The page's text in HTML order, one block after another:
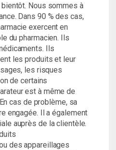
Nous sommes à
Dans 90 % des cas,
exercent en
du pharmacien. Ils
Ils
les produits et leur
les risques
de certains
est à même de
cas de problème, sa
engagée. Il a également
auprès de la clientèle.
des appareillages